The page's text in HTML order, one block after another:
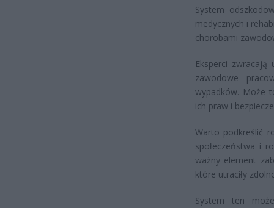
System
medycznych i
chorobami
Eksperci
zawodowe
wypadków. Może
ich praw i
Warto podkreślić
społeczeństwa i
ważny element
które utraciły
System ten